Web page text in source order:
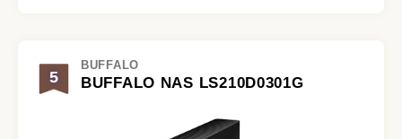
5
BUFFALO
BUFFALO NAS LS210D0301G